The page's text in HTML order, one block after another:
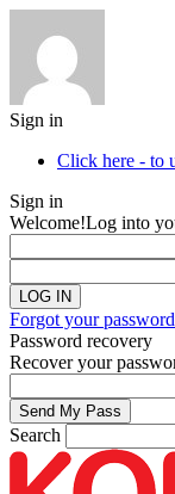
Sign in
Click here - to
Sign in
Welcome!Log into
Forgot your
Password recovery
Recover your
Search